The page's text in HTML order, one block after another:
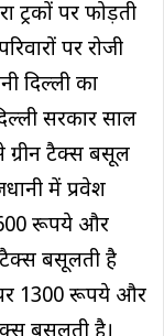
ट्रकों पर फोड़ती
पर रोजी
दिल्ली का
सरकार साल
ग्रीन टैक्स बसूल
में प्रवेश
रूपये और
टैक्स बसूलती है
पर 1300 रूपये और